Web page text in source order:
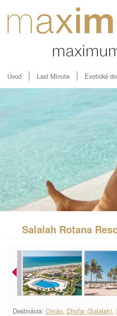
Úvod Last Minute Exotické
Salalah Rotana
Destinácia: Omán, Dhofar (Salalah),